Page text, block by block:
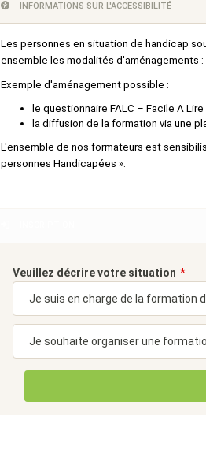
INFORMATIONS SUR L'ACCESSIBILITÉ
Les personnes en situation de handicap
ensemble les modalités d'aménagements :
Exemple d'aménagement possible :
le questionnaire FALC – Facile A
la diffusion de la formation via une
L'ensemble de nos formateurs est
personnes Handicapées ».
Veuillez décrire votre situation